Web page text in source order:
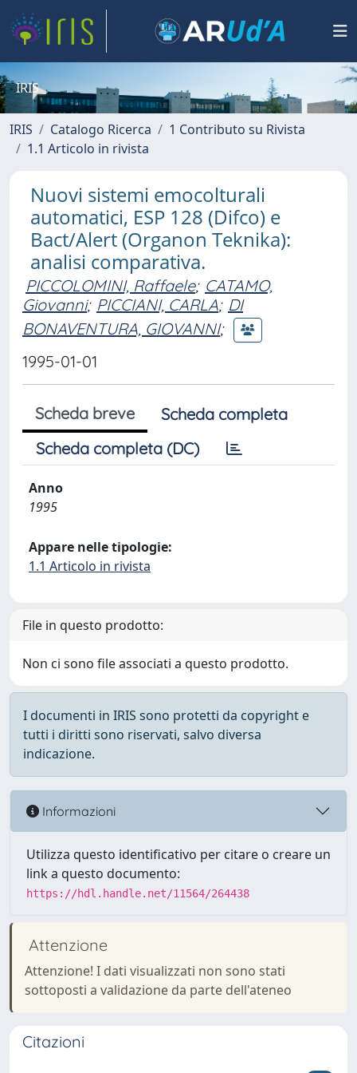
IRIS
IRIS Catalogo Ricerca
1 Contributo su Rivista
1.1 Articolo in rivista
Nuovi sistemi emocolturali
automatici, ESP 128 (Difco) e
Bact/Alert (Organon Teknika):
analisi comparativa.
PICCOLOMINI, Raffaele; CATAMO,
Giovanni; PICCIANI, CARLA; DI
BONAVENTURA, GIOVANNI;
1995-01-01
Scheda breve
Scheda completa
Scheda completa (DC)
Anno
1995
Appare nelle tipologie:
1.1 Articolo in rivista
File in questo prodotto:
Non ci sono file associati a questo prodotto.
I documenti in IRIS sono protetti da copyright e
tutti i diritti sono riservati, salvo diversa
indicazione.
Informazioni
Utilizza questo identificativo per citare o creare un
link a questo documento:
https://hdl.handle.net/11564/264438
Attenzione
Attenzione! I dati visualizzati non sono stati
sottoposti a validazione da parte dell'ateneo
Citazioni